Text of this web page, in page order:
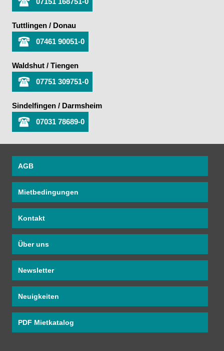
Tuttlingen / Donau
07461 90051-0
Waldshut / Tiengen
07751 309751-0
Sindelfingen / Darmsheim
07031 78689-0
AGB
Mietbedingungen
Kontakt
Über uns
Newsletter
Neuigkeiten
PDF Mietkatalog